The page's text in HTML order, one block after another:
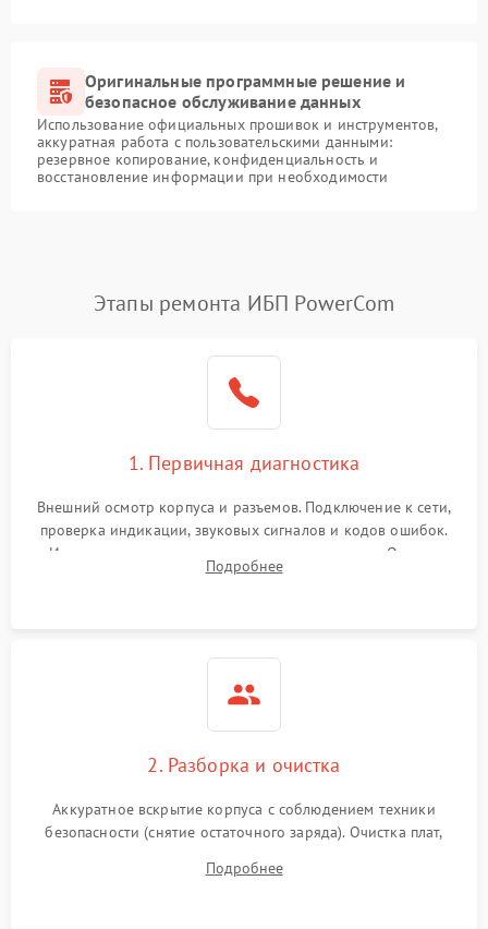
Оригинальные программные решение и
безопасное обслуживание данных
Использование официальных прошивок и инструментов,
аккуратная работа с пользовательскими данными:
резервное копирование, конфиденциальность и
восстановление информации при необходимости
Этапы ремонта ИБП PowerCom
1. Первичная диагностика
Внешний осмотр корпуса и разъемов. Подключение к сети,
проверка индикации, звуковых сигналов и кодов ошибок.
Измерение входного и выходного напряжения. Оценка
реакции ИБП на отключение основного питания без
Подробнее
2. Разборка и очистка
Аккуратное вскрытие корпуса с соблюдением техники
безопасности (снятие остаточного заряда). Очистка плат,
и кистей для предотвращения перегрева и замыканий.
Подробнее